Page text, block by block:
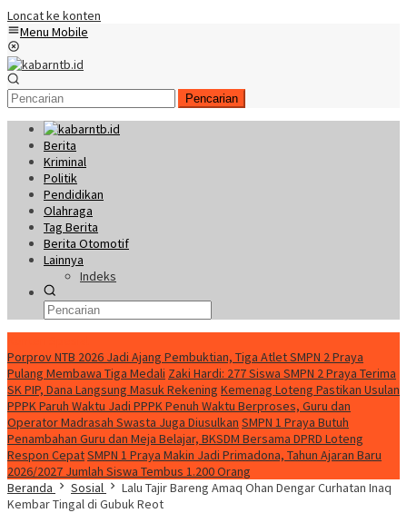
Loncat ke konten
Menu Mobile
Pencarian
Berita
Kriminal
Politik
Pendidikan
Olahraga
Tag Berita
Berita Otomotif
Lainnya
Indeks
Porprov NTB 2026 Jadi Ajang Pembuktian, Tiga Atlet SMPN 2 Praya
Pulang Membawa Tiga Medali Zaki Hardi: 277 Siswa SMPN 2 Praya Terima
SK PIP, Dana Langsung Masuk Rekening Kemenag Loteng Pastikan Usulan
PPPK Paruh Waktu Jadi PPPK Penuh Waktu Berproses, Guru dan
Operator Madrasah Swasta Juga Diusulkan SMPN 1 Praya Butuh
Penambahan Guru dan Meja Belajar, BKSDM Bersama DPRD Loteng
Respon CepatSMPN 1 Praya Makin Jadi Primadona, Tahun Ajaran Baru
2026/2027 Jumlah Siswa Tembus 1.200 Orang
Beranda
Sosial
Lalu Tajir Bareng Amaq Ohan Dengar Curhatan Inaq
Kembar Tingal di Gubuk Reot